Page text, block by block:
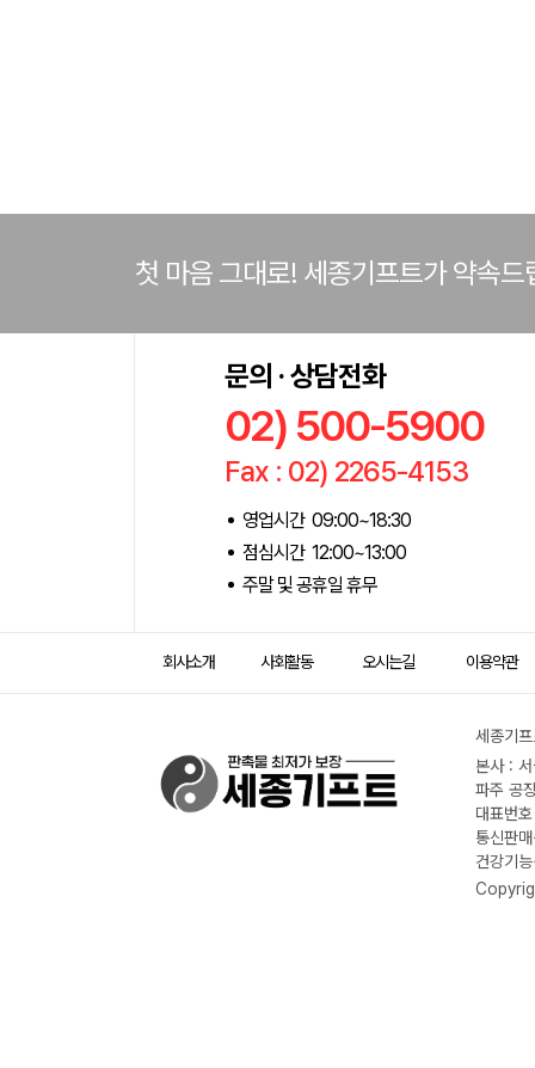
첫 마음 그대로! 세종기프트가 약속드
문의 · 상담전화
02) 500-5900
Fax : 02) 2265-4153
영업시간 09:00~18:30
점심시간 12:00~13:00
주말 및 공휴일 휴무
회사소개 사회활동 오시는길 이용약관
세종기
본사 :
파주 공
대표번
통신판
건강기